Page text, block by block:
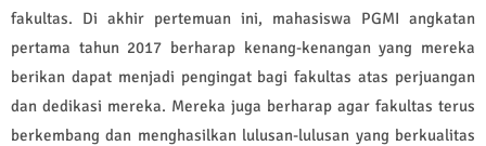
fakultas. Di akhir pertemuan ini, mahasiswa PGMI angkatan
pertama tahun 2017 berharap kenang-kenangan yang mereka
berikan dapat menjadi pengingat bagi fakultas atas perjuangan
dan dedikasi mereka. Mereka juga berharap agar fakultas terus
berkembang dan menghasilkan lulusan-lulusan yang berkualitas